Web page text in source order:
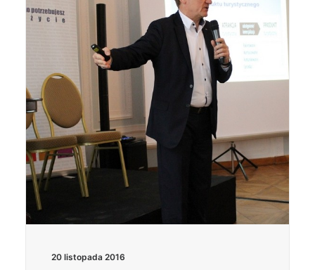
20 listopada 2016